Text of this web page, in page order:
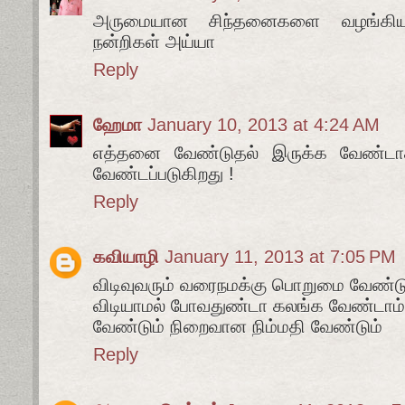
அருமையான சிந்தனைகளை
நன்றிகள் அய்யா
Reply
ஹேமா January 10, 2013 at 4:24 AM
எத்தனை வேண்டுதல் இருக்க
வேண்டப்படுகிறது !
Reply
கவியாழி January 11, 2013 at 7:05 PM
விடிவுவரும் வரைநமக்கு பொறுமை
விடியாமல் போவதுண்டா கலங்க
வேண்டும் நிறைவான நிம்மதி வேண்டும்
Reply